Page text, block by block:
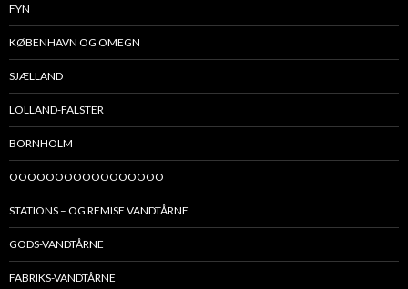
FYN
KØBENHAVN OG OMEGN
SJÆLLAND
LOLLAND-FALSTER
BORNHOLM
OOOOOOOOOOOOOOOOO
STATIONS – OG REMISE VANDTÅRNE
GODS-VANDTÅRNE
FABRIKS-VANDTÅRNE